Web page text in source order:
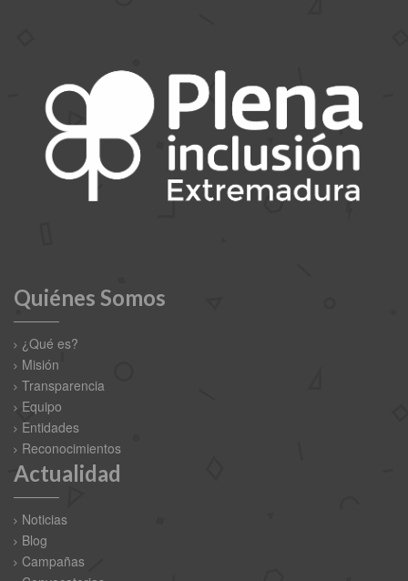
Quiénes Somos
¿Qué es?
Misión
Transparencia
Equipo
Entidades
Reconocimientos
Actualidad
Noticias
Blog
Campañas